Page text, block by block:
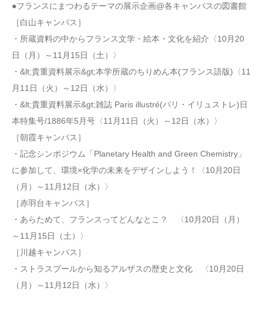
●フランスにまつわるテーマの展示企画@各キャンパスの図書館
［白山キャンパス］
・所蔵資料の中からフランス文学・絵本・文化を紹介〈10月20
日（月）～11月15日（土）〉
・&lt;貴重資料展示&gt;本学所蔵のちりめん本(フランス語版)〈11
月11日（火）～12日（水）〉
・&lt;貴重資料展示&gt;雑誌 Paris illustré(パリ・イリュストレ)日
本特集号/1886年5月号〈11月11日（火）～12日（水）〉
［朝霞キャンパス］
・記念シンポジウム「Planetary Health and Green Chemistry」
に参加して、環境×化学の未来をデザインしよう！〈10月20日
（月）～11月12日（水）〉
［赤羽台キャンパス］
・あらためて、フランスってどんなとこ？ 〈10月20日（月）
～11月15日（土）〉
［川越キャンパス］
・ストラスブールから知るアルザスの歴史と文化 〈10月20日
（月）～11月12日（水）〉